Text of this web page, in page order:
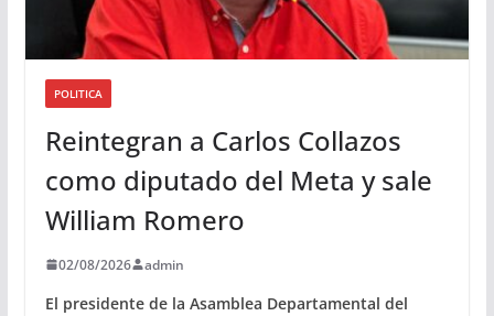
POLITICA
Reintegran a Carlos Collazos
como diputado del Meta y sale
William Romero
02/08/2026 admin
El presidente de la Asamblea Departamental del